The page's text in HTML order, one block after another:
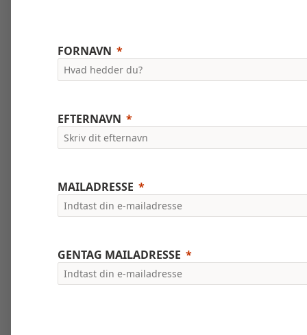
FORNAVN
EFTERNAVN
MAILADRESSE
GENTAG MAILADRESSE